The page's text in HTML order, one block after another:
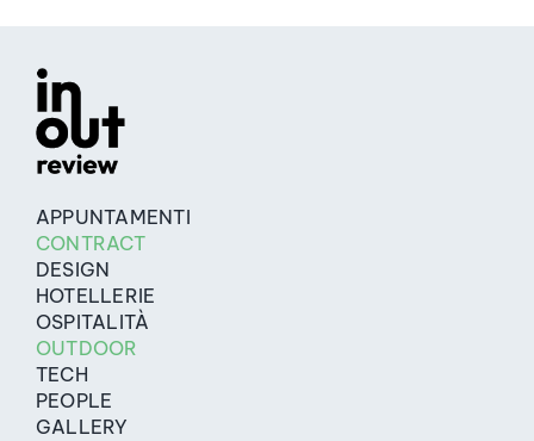
APPUNTAMENTI
CONTRACT
DESIGN
HOTELLERIE
OSPITALITÀ
OUTDOOR
TECH
PEOPLE
GALLERY